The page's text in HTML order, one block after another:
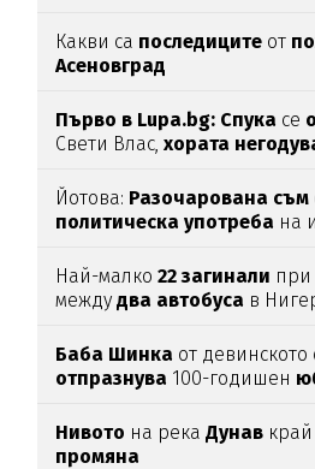
Какви са последиците от
Асеновград
Първо в Lupa.bg: Спука се
Свети Влас,хората
Йотова: Разочарована съм
политическа употреба на
Най-малко22 загинали при
междудва автобуса в
Баба Шинка от девинското
отпразнува 100-годишен
Нивото на рекаДунав край
промяна